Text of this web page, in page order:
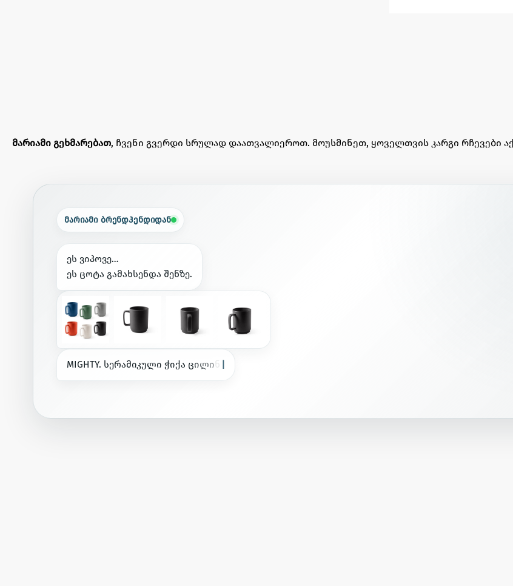
მარიამი გეხმარებათ, ჩვენი გვერდი სრულად დაათვალიეროთ. მოუსმინეთ, ყოველთვის კარგი რჩევები
მარიამი ბრენდჰენდიდან
ეს ვიპოვე…
ეს ცოტა გამახსენდა შენზე.
MIGHTY. სერამიკული ჭიქა ცილი ნ